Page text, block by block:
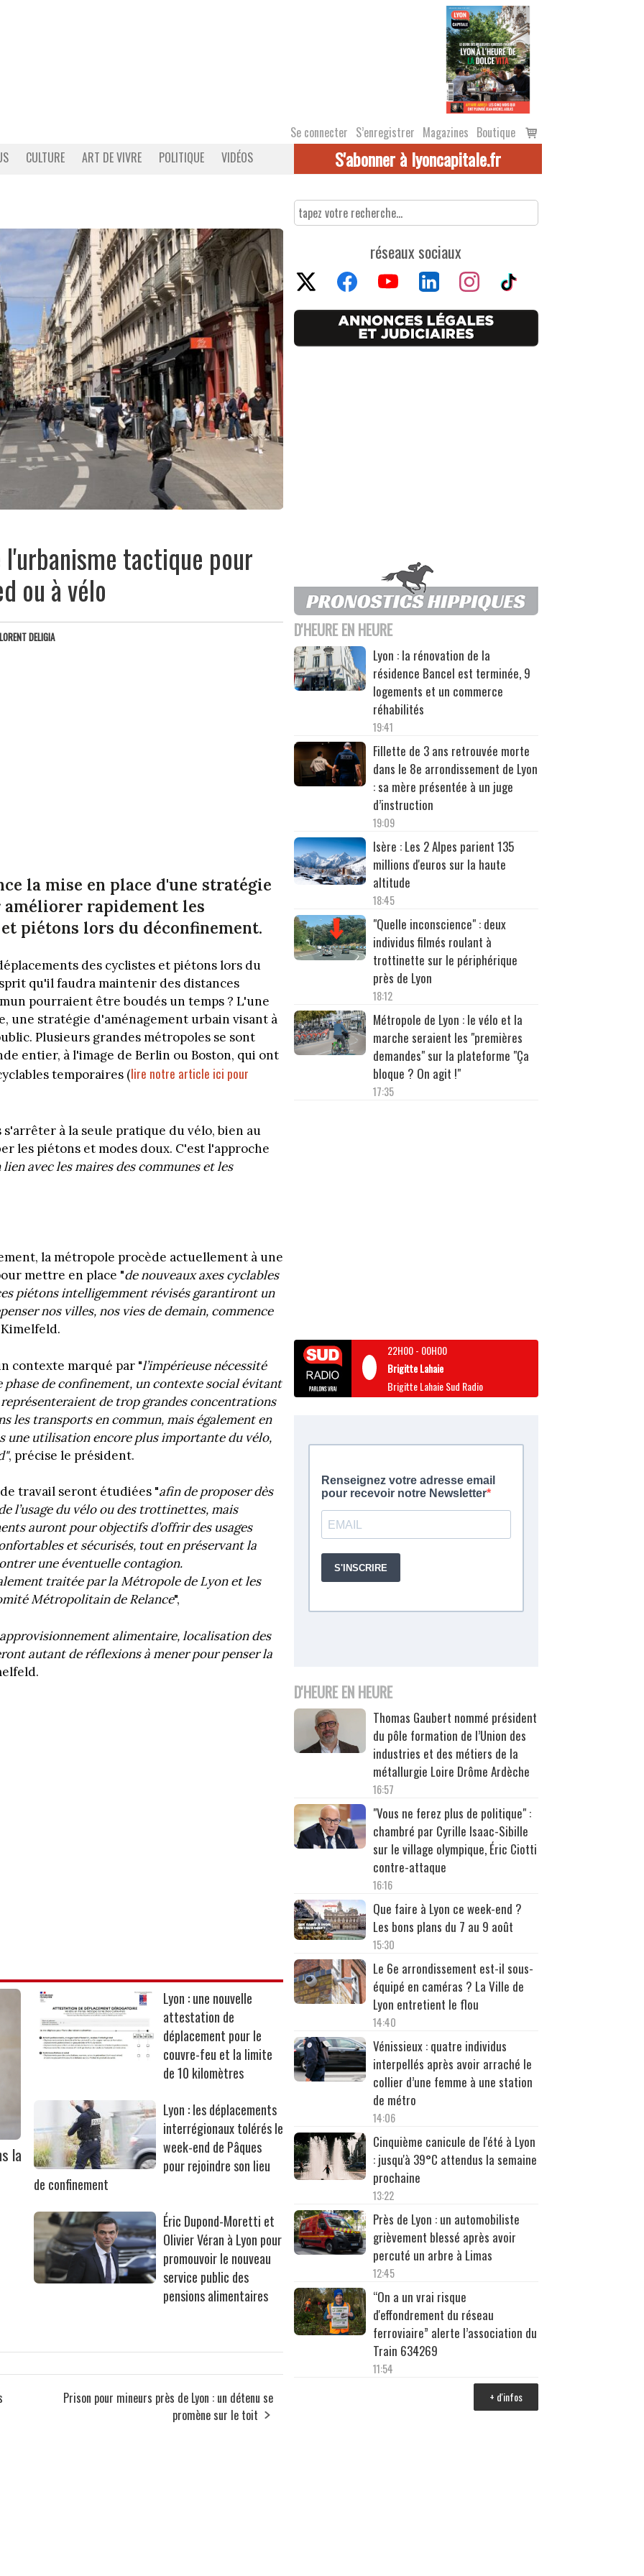
Se connecter S’enregistrer Magazines Boutique
Voir
le
CULTURE ART DE VIVRE POLITIQUE VIDÉOS S'abonner à lyoncapitale.fr
tactique pour
ou à vélo
DELIGIA
la mise en place d'une stratégie
rapidement les
piétons lors du déconfinement.
des cyclistes et piétons lors du
qu'il faudra maintenir des distances
pourraient être boudés un temps ? L'une
une stratégie d'aménagement urbain visant à
Plusieurs grandes métropoles se sont
entier, à l'image de Berlin ou Boston, qui ont
temporaires (lire notre article ici pour
à la seule pratique du vélo, bien au
les piétons et modes doux. C'est l'approche
lien avec les maires des communes et les
la métropole procède actuellement à une
mettre en place "de nouveaux axes cyclables
piétons intelligemment révisés garantiront un
nos villes, nos vies de demain, commence
contexte marqué par "l’impérieuse nécessité
phase de confinement, un contexte social évitant
de trop grandes concentrations
les transports en commun, mais également en
une utilisation encore plus importante du vélo,
, précise le président.
travail seront étudiées "afin de proposer dès
l’usage du vélo ou des trottinettes, mais
auront pour objectifs d’offrir des usages
et sécurisés, tout en préservant la
une éventuelle contagion.
traitée par la Métropole de Lyon et les
Métropolitain de Relance",
alimentaire, localisation des
autant de réflexions à mener pour penser la
la
Lyon : une nouvelle
attestation de
déplacement pour le
couvre-feu et la limite
de 10 kilomètres
Lyon : les déplacements
interrégionaux tolérés le
week-end de Pâques
pour rejoindre son lieu
de confinement
Éric Dupond-Moretti et
Olivier Véran à Lyon pour
promouvoir le nouveau
service public des
pensions alimentaires
Prison pour mineurs près de Lyon : un détenu se
promène sur le toit
réseaux sociaux
D'HEURE EN HEURE
Lyon : la rénovation de la
résidence Bancel est terminée, 9
logements et un commerce
réhabilités
19:41
Fillette de 3 ans retrouvée morte
dans le 8e arrondissement de Lyon
: sa mère présentée à un juge
d’instruction
19:09
Isère : Les 2 Alpes parient 135
millions d'euros sur la haute
altitude
18:45
"Quelle inconscience" : deux
individus filmés roulant à
trottinette sur le périphérique
près de Lyon
18:12
Métropole de Lyon : le vélo et la
marche seraient les "premières
demandes" sur la plateforme "Ça
bloque ? On agit !"
17:35
22H00- 00H00
Brigitte Lahaie
Brigitte Lahaie Sud Radio
D'HEURE EN HEURE
Thomas Gaubert nommé président
du pôle formation de l’Union des
industries et des métiers de la
métallurgie Loire Drôme Ardèche
16:57
"Vous ne ferez plus de politique" :
chambré par Cyrille Isaac-Sibille
sur le village olympique, Éric Ciotti
contre-attaque
16:16
Que faire à Lyon ce week-end ?
Les bons plans du 7 au 9 août
15:30
Le 6e arrondissement est-il sous-
équipé en caméras ? La Ville de
Lyon entretient le flou
14:40
Vénissieux : quatre individus
interpellés après avoir arraché le
collier d’une femme à une station
de métro
14:06
Cinquième canicule de l'été à Lyon
: jusqu'à 39°C attendus la semaine
prochaine
13:22
Près de Lyon : un automobiliste
grièvement blessé après avoir
percuté un arbre à Limas
12:45
“On a un vrai risque
d'effondrement du réseau
ferroviaire” alerte l’association du
Train 634269
11:54
+ d'infos